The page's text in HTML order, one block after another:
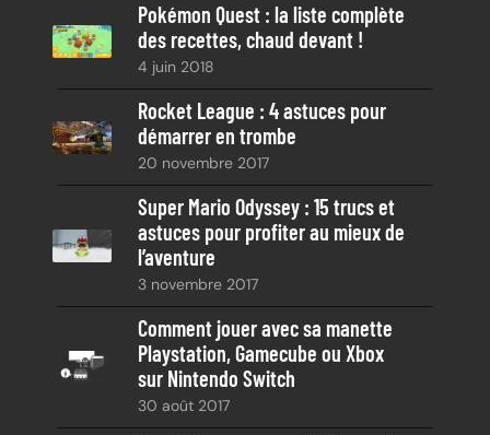
c
Pokémon Quest : la liste complète
des recettes, chaud devant !
4 juin 2018
Rocket League : 4 astuces pour
démarrer en trombe
20 novembre 2017
Super Mario Odyssey : 15 trucs et
astuces pour profiter au mieux de
l’aventure
3 novembre 2017
Comment jouer avec sa manette
Playstation, Gamecube ou Xbox
sur Nintendo Switch
30 août 2017